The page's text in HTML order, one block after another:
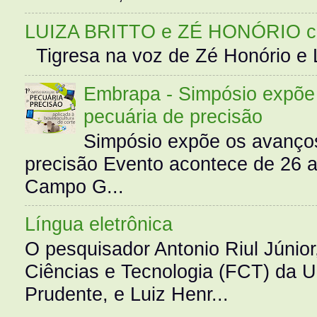
LUIZA BRITTO e ZÉ HONÓRIO
Tigresa na voz de Zé Honório
Embrapa - Simpósio
pecuária de precisão
Simpósio expõe os
precisão Evento acontece de 26
Campo G...
Língua eletrônica
O pesquisador Antonio Riul
Ciências e Tecnologia (FCT) da
Prudente, e Luiz Henr...